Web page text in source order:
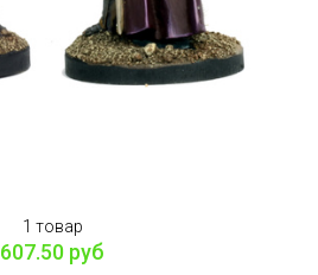
1 товар
607.50 руб